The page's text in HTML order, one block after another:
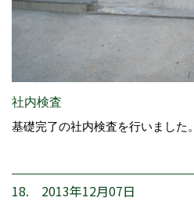
社内検査
基礎完了の社内検査を行いました。
18. 2013年12月07日